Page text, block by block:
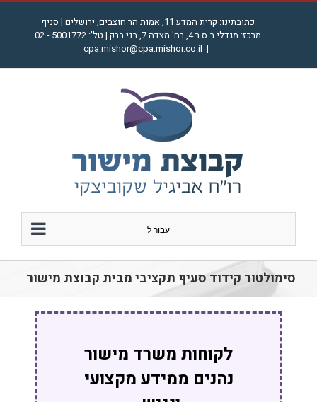
דלג
כתובתינו: קרית המדע 11, אמות הר חוצבים, ירושלים | סניף
מרכז: מגדלי ב.ס.ר 4, רח' מצדה 7, בני ברק | טל': 5001772 - 02
|
cpa.mishor@cpa.mishor.co.il
עבור ל
סימולטור קידוד סעיף תקציבי מבית קבוצת מישור
לקוחות משרד מישור
נהנים ממידע מקצועי